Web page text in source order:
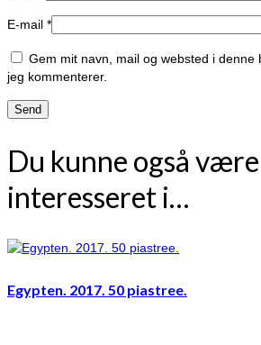
E-mail *
Gem mit navn, mail og websted i
jeg kommenterer.
Du kunne også være
interesseret i…
Egypten. 2017. 50 piastree.